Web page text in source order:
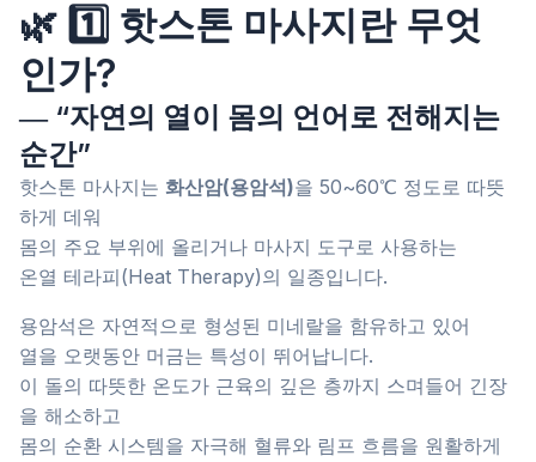
🌿 1️⃣ 핫스톤 마사지란 무엇
인가?
― “자연의 열이 몸의 언어로 전해지는
순간”
핫스톤 마사지는 화산암(용암석)을 50~60℃ 정도로 따뜻
하게 데워
몸의 주요 부위에 올리거나 마사지 도구로 사용하는
온열 테라피(Heat Therapy)의 일종입니다.
용암석은 자연적으로 형성된 미네랄을 함유하고 있어
열을 오랫동안 머금는 특성이 뛰어납니다.
이 돌의 따뜻한 온도가 근육의 깊은 층까지 스며들어 긴장
을 해소하고
몸의 순환 시스템을 자극해 혈류와 림프 흐름을 원활하게